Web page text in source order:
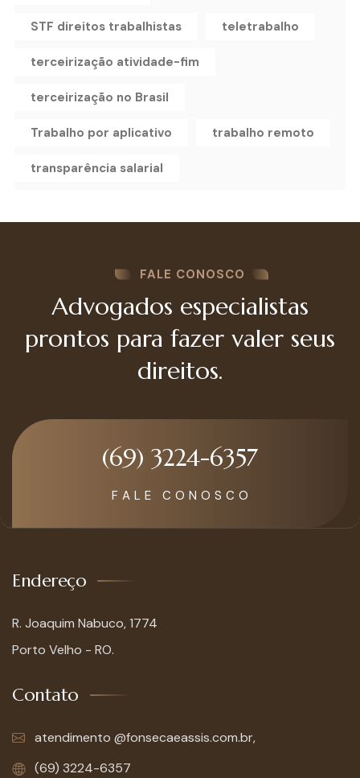
STF direitos trabalhistas teletrabalho
terceirização atividade-fim
terceirização no Brasil
Trabalho por aplicativo trabalho remoto
transparência salarial
FALE CONOSCO
Advogados especialistas
prontos para fazer valer seus
direitos.
(69) 3224-6357
F A L E C O N O S C O
Endereço
R. Joaquim Nabuco, 1774
Porto Velho - RO.
Contato
atendimento @fonsecaeassis.com.br,
(69) 3224-6357